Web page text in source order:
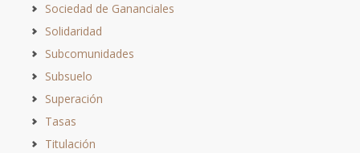
Sociedad de Gananciales
Solidaridad
Subcomunidades
Subsuelo
Superación
Tasas
Titulación